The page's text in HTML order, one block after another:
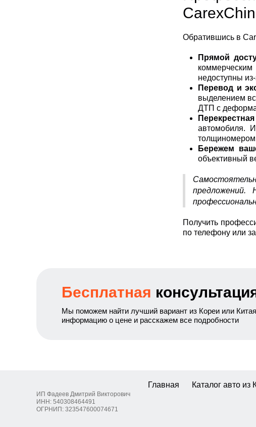
Обратившись в
Прямой
недоступны
Перевод и
выделением
ДТП с
автомобиля.
Бережем
объективный
предложений.
Получить
по телефону или
Бесплатная
Мы поможем найти лучший вариант из Кореи или
информацию о цене и расскажем все подробности
ИП Фадеев Дмитрий Викторович
ИНН: 540308464491
ОГРНИП: 323547600074671
Главная Каталог авто из